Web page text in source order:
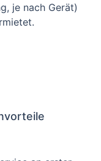
je nach Gerät)